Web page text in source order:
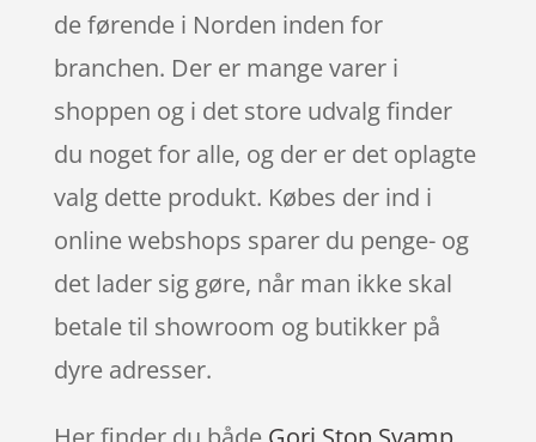
de førende i Norden inden for
branchen. Der er mange varer i
shoppen og i det store udvalg finder
du noget for alle, og der er det oplagte
valg dette produkt. Købes der ind i
online webshops sparer du penge- og
det lader sig gøre, når man ikke skal
betale til showroom og butikker på
dyre adresser.